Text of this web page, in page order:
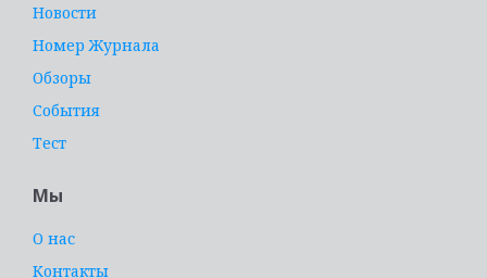
Новости
Номер Журнала
Обзоры
События
Тест
Мы
О нас
Контакты